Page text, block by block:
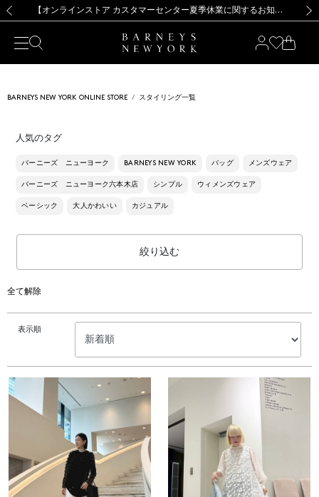
新規登録のお客様も対象！＜MY BARNEYS＞会員のお客様は11,000円（税込）以上のお買上げで常時送料無料！お買い物の際は会員登録を！
【夏季休業に伴う出荷一時停止のお知らせ】(2026.8.7) 【オンラインストア カスタマーセンター夏季休業に関するお知らせ】（2026.8.7）
【夏季休業に伴う返品・交換承り一時停止のお知らせ】（2026.8.5）
熊本県を中心とした地震の影響によるお荷物のお届けについて
【開催中】SUMMER SALEのご案内・ご注意事項 新規登録のお客様も対象！＜MY BARNEYS＞会員のお客様は11,000円（税込）以上のお買上げで常時送料無料！お買い物の際は会員登録を！
【夏季休業に伴う出荷一時停止のお知らせ】(2026.8.7)
BARNEYS NEW YORK ONLINE STORE スタイリング一覧
人気のタグ
バーニーズ ニューヨーク BARNEYS NEW YORK バッグ メンズウェア
バーニーズ ニューヨーク六本木店 シンプル ウィメンズウェア
ベーシック 大人かわいい カジュアル
絞り込む
全て解除
表示順